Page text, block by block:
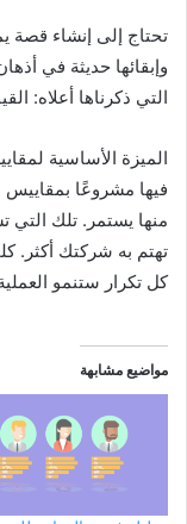
تحتاج إلى إنشاء
وإبقائها حديثة في
التي ذكرناها أعلاه:
الميزة الأساسية
فيها مشروعًا بمقاييس
منها يستمر. تلك التي
تهتم به شركتك أكثر.
كل تكرار ستنمو
مواضيع مشابهة